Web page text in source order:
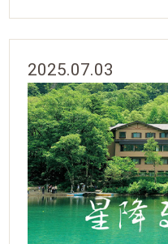
2025.07.03